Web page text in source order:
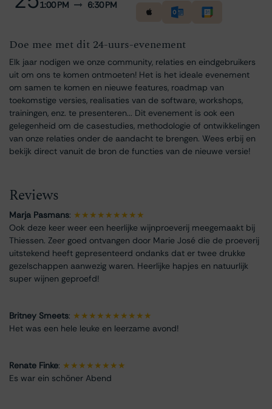
1:00 PM
6:30 PM
Doe mee met dit 24-uurs-evenement
Elk jaar nodigen we onze community, relaties en eindgebruikers
uit om ons te komen ontmoeten! Het is het ideale evenement
om samen te komen en nieuwe features, roadmap van
toekomstige versies, realisaties van de software, workshops,
trainingen, enz. te presenteren... Dit evenement is ook een
gelegenheid om de casestudies, methodologie of ontwikkelingen
van onze relaties onder de aandacht te brengen. Wees erbij en
bekijk direct vanuit de bron de functies van de nieuwe versie!
Reviews
Marja Pasmans: ★★★★★★★★★
Ook deze keer weer een heerlijke wijnproeverij meegemaakt bij
Thiessen. Zeer goed ontvangen door Marie José die de proeverij
uitstekend heeft gepresenteerd ondanks dat er twee drukke
gezelschappen aanwezig waren. Heerlijke hapjes en natuurlijk
super wijnen geproefd!
Britney Smeets: ★★★★★★★★★★
Het was een hele leuke en leerzame avond!
Renate Finke: ★★★★★★★★
Es war ein schöner Abend